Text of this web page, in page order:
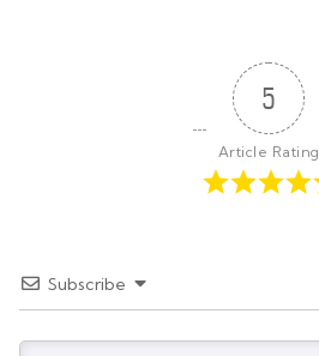
5
Article Rating
Subscribe